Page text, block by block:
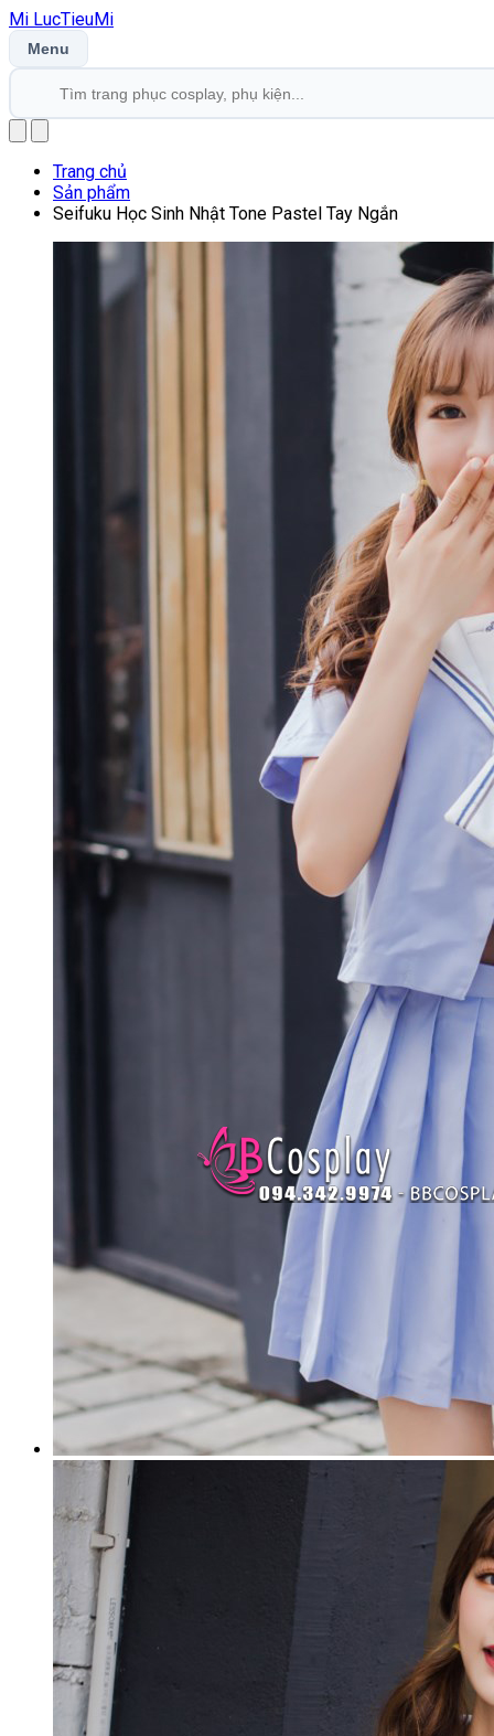
Mi LucTieuMi
Menu
Trang chủ
Sản phẩm
Seifuku Học Sinh Nhật Tone Pastel Tay Ngắn